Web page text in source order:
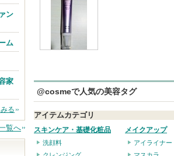
に
り
@cosmeで人気の美容タグ
アイテムカテゴリ
スキンケア・基礎化粧品
洗顔料
クレンジング
メイクアップ
アイライナー
マスカラ
ン
ム
家
る
覧へ